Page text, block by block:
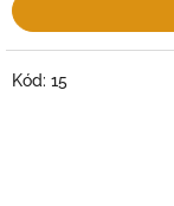
Kód: 15